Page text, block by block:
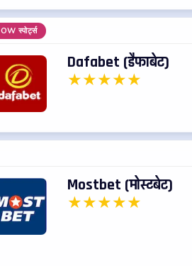
OW स्पोर्ट्स
Dafabet (डैफाबेट)
★★★★★
Mostbet (मोस्टबेट)
★★★★★